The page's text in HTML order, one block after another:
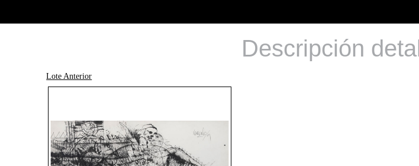
Descripción
Lote Anterior